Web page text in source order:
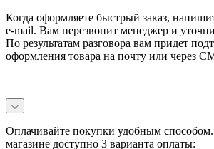
Когда оформляете быстрый заказ,
e-mail. Вам перезвонит менеджер и
По результатам разговора вам придет
оформления товара на почту или через
Оплачивайте покупки удобным
магазине доступно 3 варианта оплаты: